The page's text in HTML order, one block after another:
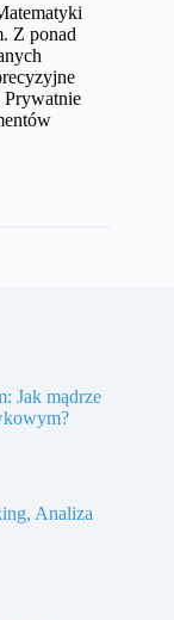
Z ponad
Prywatnie
Jak mądrze
Analiza